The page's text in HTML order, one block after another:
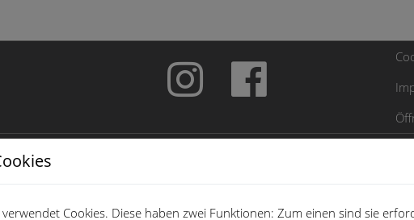
Cookies. Diese haben zwei Funktionen: Zum einen sind sie